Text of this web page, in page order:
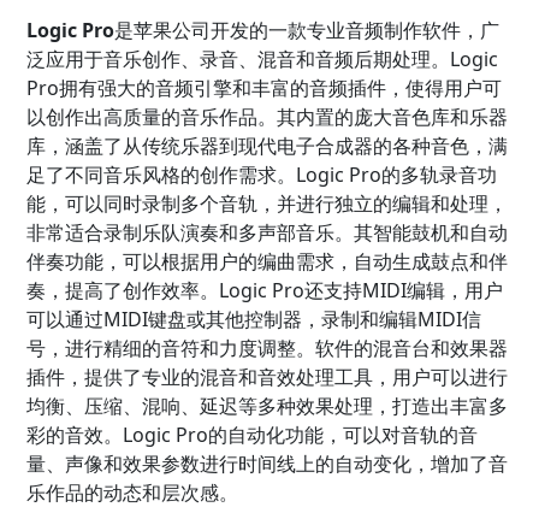
Logic Pro是苹果公司开发的一款专业音频制作软件，广
泛应用于音乐创作、录音、混音和音频后期处理。Logic
Pro拥有强大的音频引擎和丰富的音频插件，使得用户可
以创作出高质量的音乐作品。其内置的庞大音色库和乐器
库，涵盖了从传统乐器到现代电子合成器的各种音色，满
足了不同音乐风格的创作需求。Logic Pro的多轨录音功
能，可以同时录制多个音轨，并进行独立的编辑和处理，
非常适合录制乐队演奏和多声部音乐。其智能鼓机和自动
伴奏功能，可以根据用户的编曲需求，自动生成鼓点和伴
奏，提高了创作效率。Logic Pro还支持MIDI编辑，用户
可以通过MIDI键盘或其他控制器，录制和编辑MIDI信
号，进行精细的音符和力度调整。软件的混音台和效果器
插件，提供了专业的混音和音效处理工具，用户可以进行
均衡、压缩、混响、延迟等多种效果处理，打造出丰富多
彩的音效。Logic Pro的自动化功能，可以对音轨的音
量、声像和效果参数进行时间线上的自动变化，增加了音
乐作品的动态和层次感。